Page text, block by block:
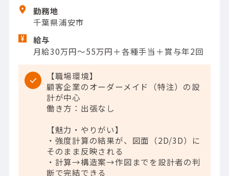
勤務地
千葉県浦安市
給与
月給30万円～55万円＋各種手当＋賞与年2回
【職場環境】
顧客企業のオーダーメイド（特注）の設
計が中心
働き方：出張なし
【魅力・やりがい】
・強度計算の結果が、図面（2D/3D）に
そのまま反映される
・計算→構造案→作図までを設計者の判
断で完結できる